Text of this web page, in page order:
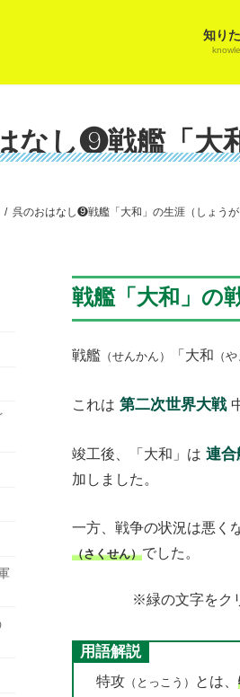
知り
なし❾戦艦「大
呉のおはなし❾戦艦「大和」の生涯（しょうが
戦艦「大和」の
戦艦（せんかん） 「大和 （
これは 第二次世界大戦
竣工後、「大和」は 連合
加しました。
一方、戦争の状況は悪く
（さくせん）でした。
※緑の文字をク
用語解説
特攻（とっこう） とは、